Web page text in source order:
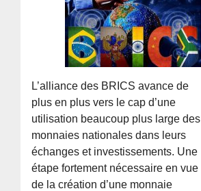
L’alliance des BRICS avance de
plus en plus vers le cap d’une
utilisation beaucoup plus large des
monnaies nationales dans leurs
échanges et investissements. Une
étape fortement nécessaire en vue
de la création d’une monnaie